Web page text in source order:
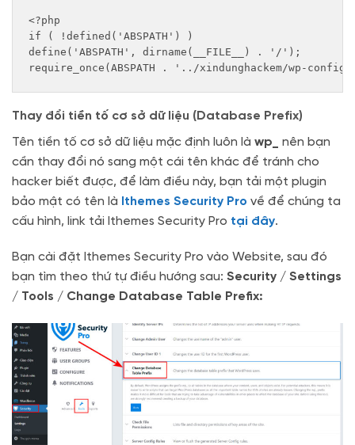
<?php
if ( !defined('ABSPATH') )
define('ABSPATH', dirname(__FILE__) . '/');
require_once(ABSPATH . '../xindunghackem/wp-
Thay đổi tiền tố cơ sở dữ liệu (Database Prefix)
Tên tiền tố cơ sở dữ liệu mặc định luôn là wp_
nên bạn
cần thay đổi nó sang một cái tên khác để tránh cho
hacker biết được, để làm điều này, bạn tải một plugin
bảo mật có tên là Ithemes Security Pro về để chúng ta
cấu hình, link tải Ithemes Security Pro tại đây.
Bạn cài đặt Ithemes Security Pro vào Website, sau đó
bạn tìm theo thứ tự điều hướng sau: Security / Settings
/ Tools / Change Database Table Prefix: